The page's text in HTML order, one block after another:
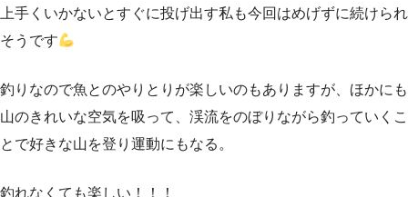
上手くいかないとすぐに投げ出す私も今回はめげずに続けられ
そうです
釣りなので魚とのやりとりが楽しいのもありますが、ほかにも
山のきれいな空気を吸って、渓流をのぼりながら釣っていくこ
とで好きな山を登り運動にもなる。
釣れなくても楽しい！！！